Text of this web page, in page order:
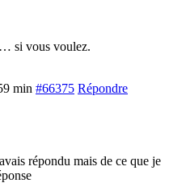
si vous voulez.
min #66375 Répondre
répondu mais de ce que je